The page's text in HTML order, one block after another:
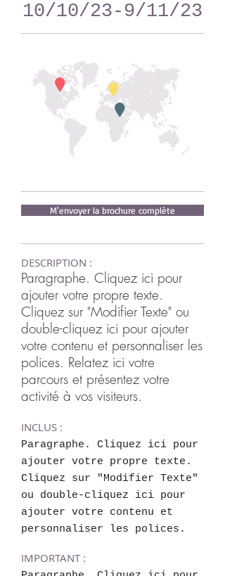
10/10/23-9/11/23
M'envoyer la brochure complète
DESCRIPTION :
Paragraphe. Cliquez ici pour
ajouter votre propre texte.
Cliquez sur "Modifier Texte" ou
double-cliquez ici pour ajouter
votre contenu et personnaliser les
polices. Relatez ici votre
parcours et présentez votre
activité à vos visiteurs.
INCLUS :
Paragraphe. Cliquez ici pour
ajouter votre propre texte.
Cliquez sur "Modifier Texte"
ou double-cliquez ici pour
ajouter votre contenu et
personnaliser les polices.
IMPORTANT :